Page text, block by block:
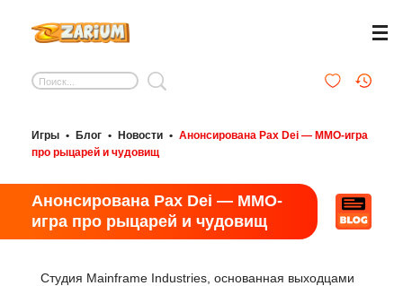
Игры • Блог • Новости • Анонсирована Pax Dei — MMO-игра
про рыцарей и чудовищ
Анонсирована Pax Dei — MMO-
игра про рыцарей и чудовищ
Студия Mainframe Industries, основанная выходцами